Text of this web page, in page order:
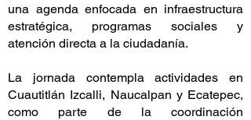
una agenda enfocada en infraestructura
estratégica, programas sociales y
atención directa a la ciudadanía.
La jornada contempla actividades en
Cuautitlán Izcalli, Naucalpan y Ecatepec,
como parte de la coordinación